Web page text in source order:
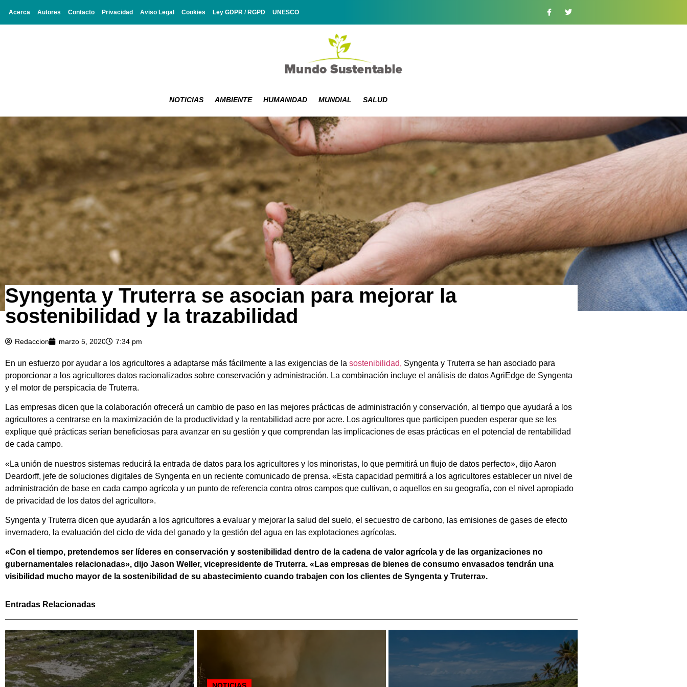
Acerca Autores Contacto Privacidad Aviso Legal Cookies Ley GDPR / RGPD UNESCO
NOTICIAS AMBIENTE HUMANIDAD MUNDIAL SALUD
Syngenta y Truterra se asocian para mejorar la
sostenibilidad y la trazabilidad
Redaccion marzo 5, 2020 7:34 pm
En un esfuerzo por ayudar a los agricultores a adaptarse más fácilmente a las exigencias de la sostenibilidad, Syngenta y Truterra se han asociado para
proporcionar a los agricultores datos racionalizados sobre conservación y administración. La combinación incluye el análisis de datos AgriEdge de Syngenta
y el motor de perspicacia de Truterra.
Las empresas dicen que la colaboración ofrecerá un cambio de paso en las mejores prácticas de administración y conservación, al tiempo que ayudará a los
agricultores a centrarse en la maximización de la productividad y la rentabilidad acre por acre. Los agricultores que participen pueden esperar que se les
explique qué prácticas serían beneficiosas para avanzar en su gestión y que comprendan las implicaciones de esas prácticas en el potencial de rentabilidad
de cada campo.
«La unión de nuestros sistemas reducirá la entrada de datos para los agricultores y los minoristas, lo que permitirá un flujo de datos perfecto», dijo Aaron
Deardorff, jefe de soluciones digitales de Syngenta en un reciente comunicado de prensa. «Esta capacidad permitirá a los agricultores establecer un nivel de
administración de base en cada campo agrícola y un punto de referencia contra otros campos que cultivan, o aquellos en su geografía, con el nivel apropiado
de privacidad de los datos del agricultor».
Syngenta y Truterra dicen que ayudarán a los agricultores a evaluar y mejorar la salud del suelo, el secuestro de carbono, las emisiones de gases de efecto
invernadero, la evaluación del ciclo de vida del ganado y la gestión del agua en las explotaciones agrícolas.
«Con el tiempo, pretendemos ser líderes en conservación y sostenibilidad dentro de la cadena de valor agrícola y de las organizaciones no
gubernamentales relacionadas», dijo Jason Weller, vicepresidente de Truterra. «Las empresas de bienes de consumo envasados tendrán una
visibilidad mucho mayor de la sostenibilidad de su abastecimiento cuando trabajen con los clientes de Syngenta y Truterra».
Entradas Relacionadas
NOTICIAS